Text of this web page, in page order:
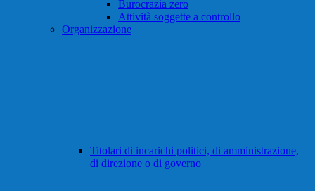
Burocrazia zero
Attività soggette a controllo
Organizzazione
Titolari di incarichi politici, di amministrazione,
di direzione o di governo